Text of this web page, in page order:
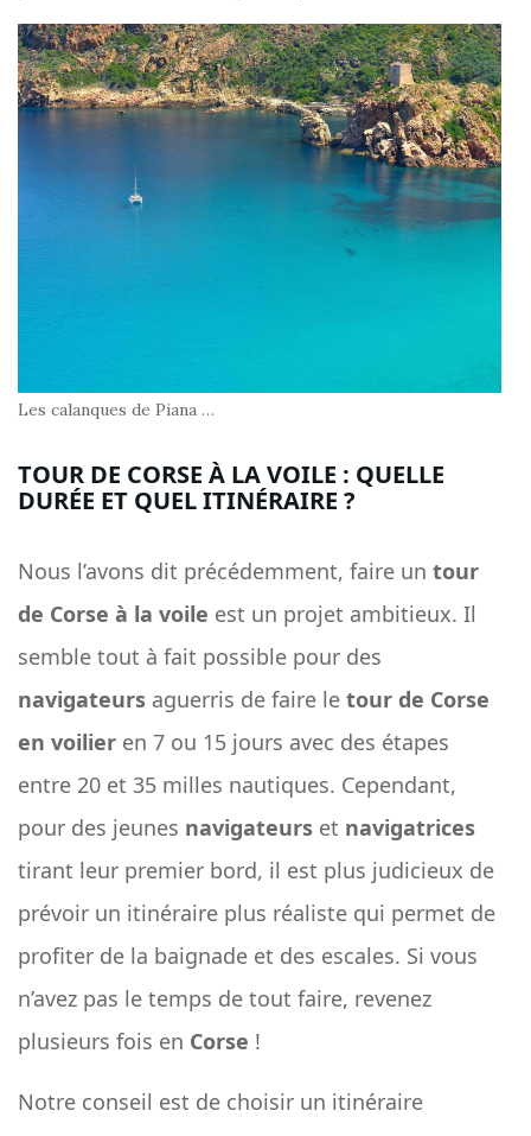
Les calanques de Piana …
TOUR DE CORSE À LA VOILE : QUELLE
DURÉE ET QUEL ITINÉRAIRE ?
Nous l’avons dit précédemment, faire un tour
de Corse à la voile est un projet ambitieux. Il
semble tout à fait possible pour des
navigateurs aguerris de faire le tour de Corse
en voilier en 7 ou 15 jours avec des étapes
entre 20 et 35 milles nautiques. Cependant,
pour des jeunes navigateurs et navigatrices
tirant leur premier bord, il est plus judicieux de
prévoir un itinéraire plus réaliste qui permet de
profiter de la baignade et des escales. Si vous
n’avez pas le temps de tout faire, revenez
plusieurs fois en Corse !
Notre conseil est de choisir un itinéraire